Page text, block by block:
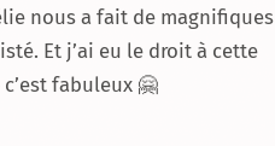
nous a fait de magnifiques
Et j’ai eu le droit à cette
fabuleux 🤗